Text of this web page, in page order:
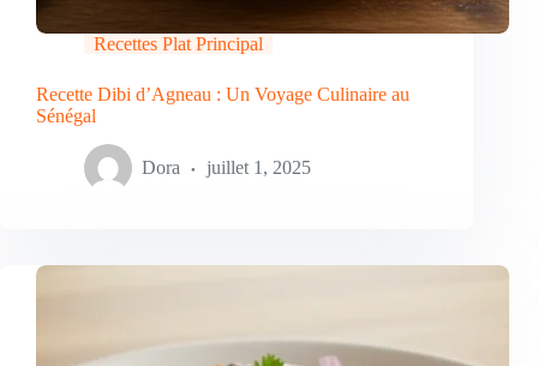
Recettes Plat Principal
Recette Dibi d’Agneau : Un Voyage Culinaire au
Sénégal
Dora juillet 1, 2025